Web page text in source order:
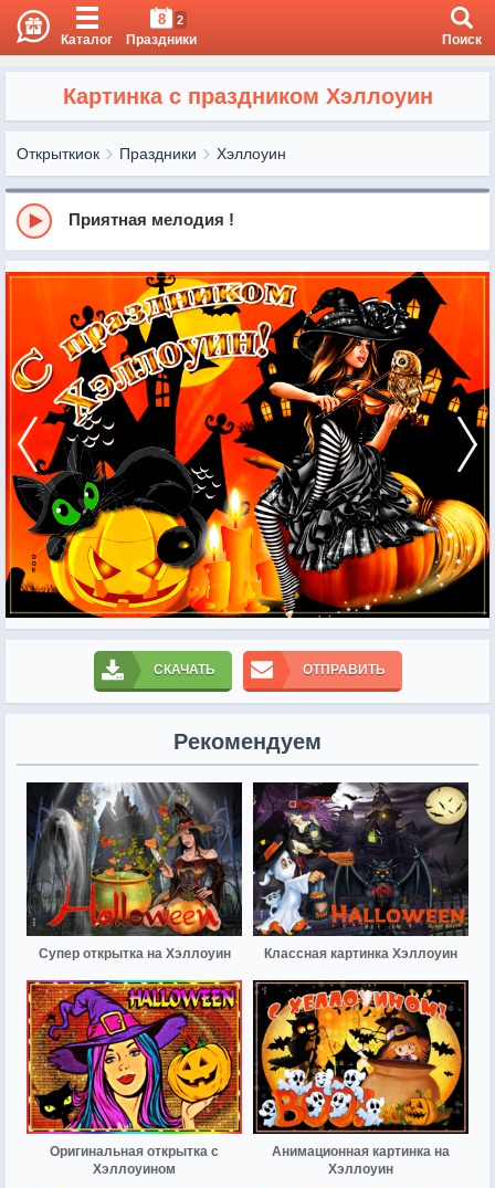
Каталог
8 2
Праздники Поиск
Картинка с праздником Хэллоуин
Открыткиок Праздники Хэллоуин
Приятная мелодия !
СКАЧАТЬ ОТПРАВИТЬ
Рекомендуем
Супер открытка на Хэллоуин Классная картинка Хэллоуин
Оригинальная открытка с
Хэллоуином
Анимационная картинка на
Хэллоуин